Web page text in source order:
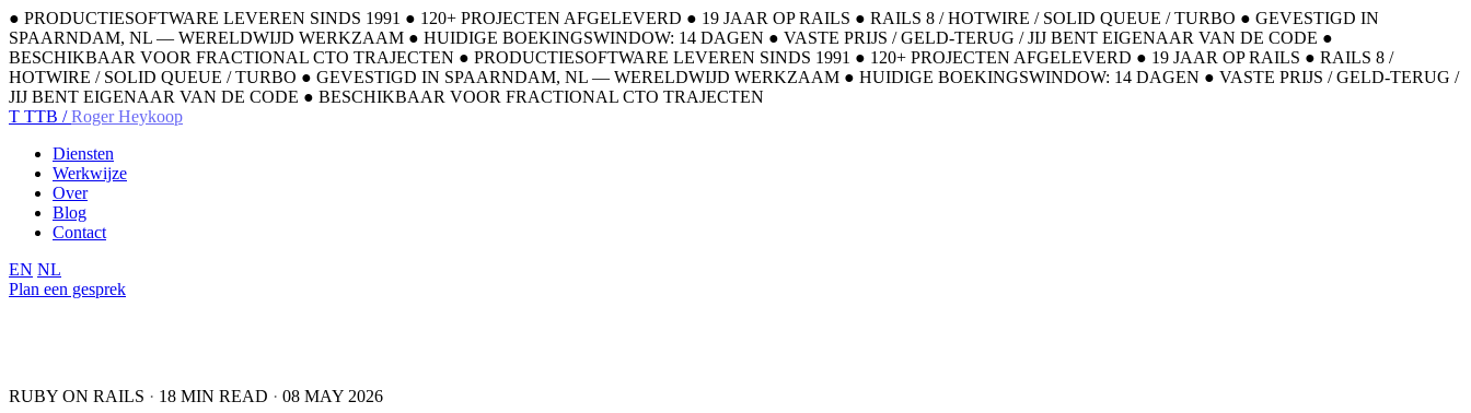
● PRODUCTIESOFTWARE LEVEREN SINDS 1991 ● 120+ PROJECTEN AFGELEVERD ● 19 JAAR OP RAILS ● RAILS 8 / HOTWIRE / SOLID QUEUE / TURBO ● GEVESTIGD IN
SPAARNDAM, NL — WERELDWIJD WERKZAAM ● HUIDIGE BOEKINGSWINDOW: 14 DAGEN ● VASTE PRIJS / GELD-TERUG / JIJ BENT EIGENAAR VAN DE CODE ●
BESCHIKBAAR VOOR FRACTIONAL CTO TRAJECTEN ● PRODUCTIESOFTWARE LEVEREN SINDS 1991 ● 120+ PROJECTEN AFGELEVERD ● 19 JAAR OP RAILS ● RAILS 8 /
HOTWIRE / SOLID QUEUE / TURBO ● GEVESTIGD IN SPAARNDAM, NL — WERELDWIJD WERKZAAM ● HUIDIGE BOEKINGSWINDOW: 14 DAGEN ● VASTE PRIJS / GELD-TERUG /
JIJ BENT EIGENAAR VAN DE CODE ● BESCHIKBAAR VOOR FRACTIONAL CTO TRAJECTEN
T TTB /Roger Heykoop
Diensten
Werkwijze
Over
Blog
Contact
EN NL
Plan een gesprek
RUBY ON RAILS · 18 MIN READ · 08 MAY 2026